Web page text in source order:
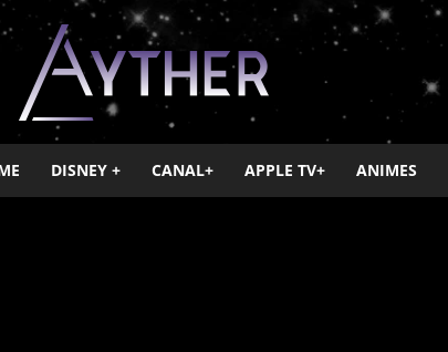
Ayther
DISNEY + CANAL+ APPLE TV+ ANIMES